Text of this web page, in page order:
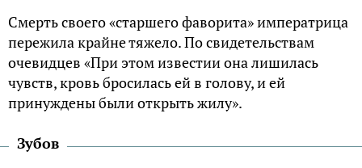
Смерть своего «старшего фаворита» императрица
пережила крайне тяжело. По свидетельствам
очевидцев «При этом известии она лишилась
чувств, кровь бросилась ей в голову, и ей
принуждены были открыть жилу».
Зубов